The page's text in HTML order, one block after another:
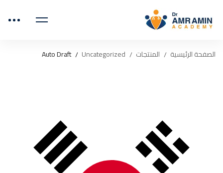
الصفحة الرئيسية المنتجات Uncategorized
Auto Draft